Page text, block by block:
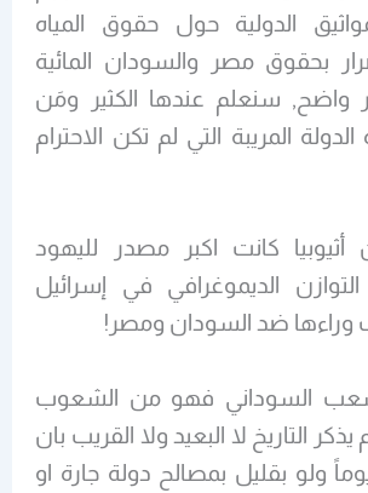
الدولية حول حقوق المياه
بحقوق مصر والسودان المائية
واضح, سنعلم عندها الكثير ومَن
المريبة التي لم تكن الاحترام
أثيوبيا كانت اكبر مصدر لليهود
الديموغرافي في إسرائيل
ضد السودان ومصر!
السوداني فهو من الشعوب
التاريخ لا البعيد ولا القريب بان
ولو بقليل بمصالح دولة جارة او